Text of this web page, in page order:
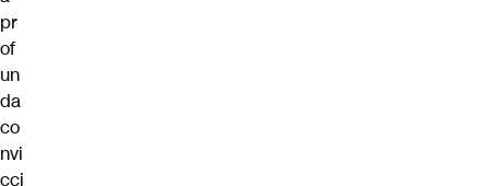
pr
of
un
da
co
nvi
cci